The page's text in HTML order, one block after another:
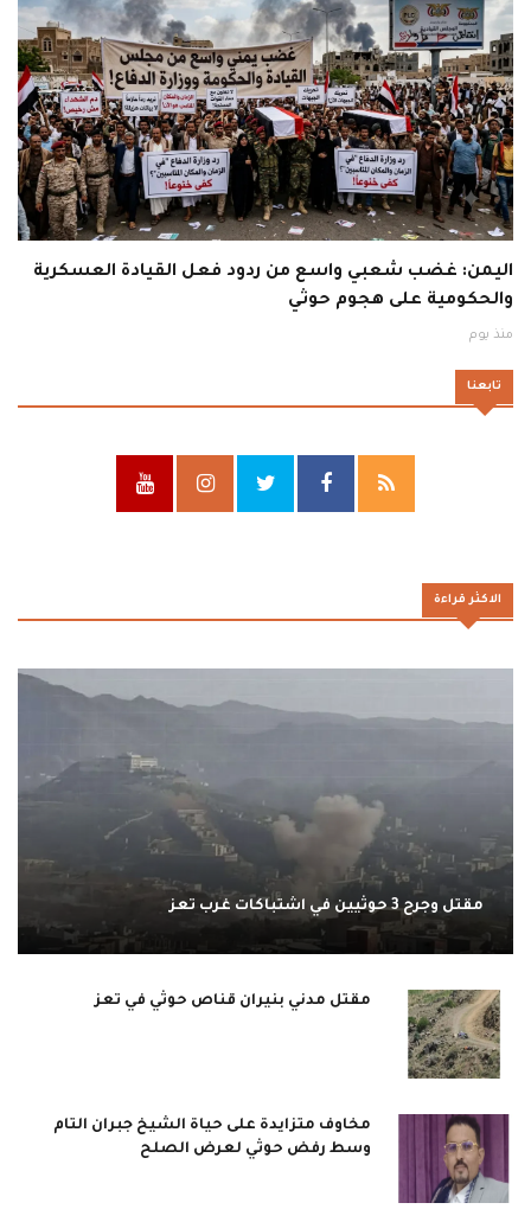
اليمن: غضب شعبي واسع من ردود فعل القيادة العسكرية
والحكومية على هجوم حوثي
منذ يوم
تابعنا
الاكثر قراءة
مقتل وجرح 3 حوثيين في اشتباكات غرب تعز
مقتل مدني بنيران قناص حوثي في تعز
مخاوف متزايدة على حياة الشيخ جبران التام
وسط رفض حوثي لعرض الصلح